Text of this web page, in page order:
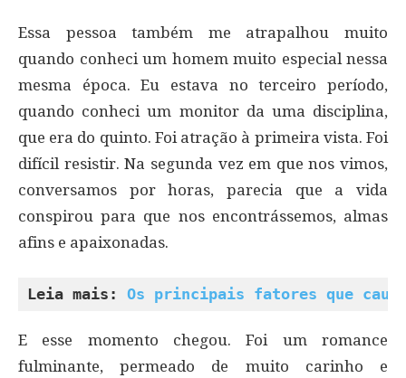
Essa pessoa também me atrapalhou muito
quando conheci um homem muito especial nessa
mesma época. Eu estava no terceiro período,
quando conheci um monitor da uma disciplina,
que era do quinto. Foi atração à primeira vista. Foi
difícil resistir. Na segunda vez em que nos vimos,
conversamos por horas, parecia que a vida
conspirou para que nos encontrássemos, almas
afins e apaixonadas.
Leia mais: Os principais fatores que
E esse momento chegou. Foi um romance
fulminante, permeado de muito carinho e